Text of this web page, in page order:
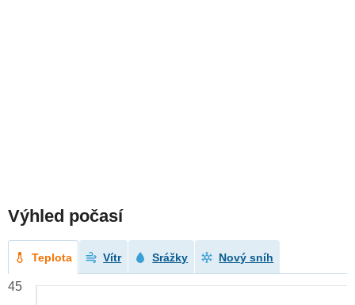
Výhled počasí
Teplota Vítr Srážky Nový sníh
45